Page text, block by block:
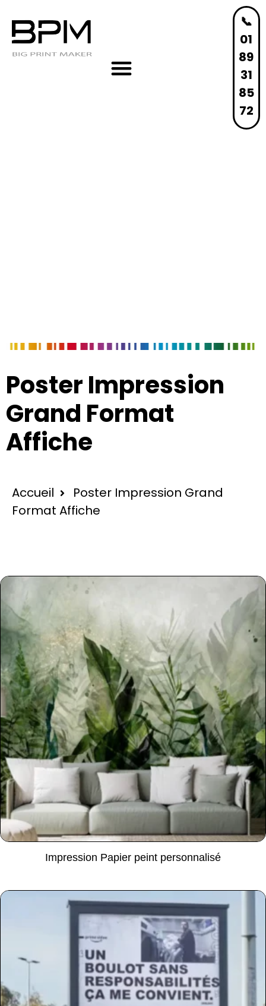
📞
01
89
31
85
72
Poster Impression
Grand Format
Affiche
Accueil
Poster Impression Grand
Format Affiche
Impression Papier peint personnalisé
Lire la suite